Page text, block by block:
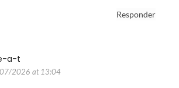
Responder
a-t
2026 at 13:04